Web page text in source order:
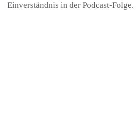
Einverständnis in der Podcast-Folge.